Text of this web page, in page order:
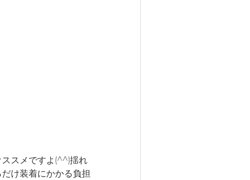
スメですよ(^^)揺れ
け装着にかかる負担